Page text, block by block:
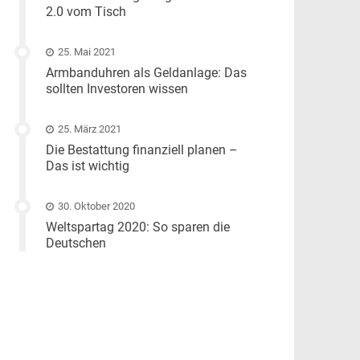
2.0 vom Tisch
25. Mai 2021
Armbanduhren als Geldanlage: Das
sollten Investoren wissen
25. März 2021
Die Bestattung finanziell planen –
Das ist wichtig
30. Oktober 2020
Weltspartag 2020: So sparen die
Deutschen